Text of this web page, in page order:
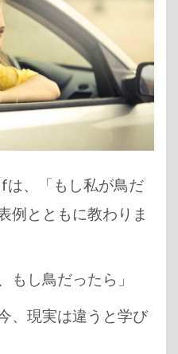
は、「もし私が鳥だ
例とともに教わりま
もし鳥だったら」
、現実は違うと学び